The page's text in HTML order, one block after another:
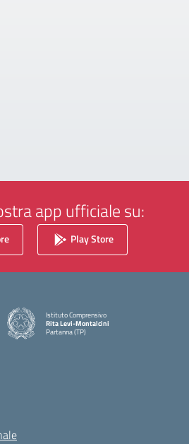
app ufficiale su:
Play Store
Istituto Comprensivo
Rita Levi-Montalcini
Partanna (TP)